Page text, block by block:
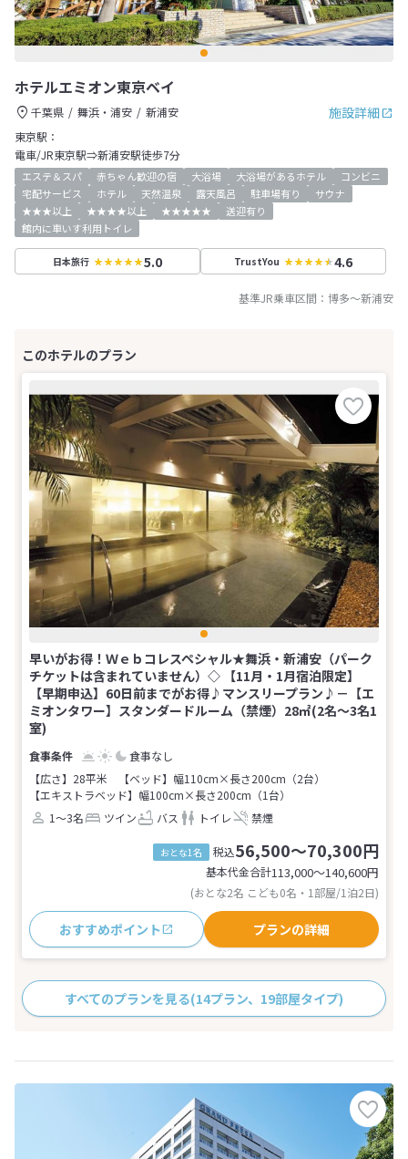
ホテルエミオン東京ベイ
施設詳細
千葉県 舞浜・浦安
新浦安
東京駅：
電車/JR東京駅⇒新浦安駅徒歩7分
エステ＆スパ 赤ちゃん歓迎の宿 大浴場 大浴場があるホテル
コンビニ
宅配サービス
ホテル 天然温泉 露天風呂 駐車場有り
サウナ
★★★以上
★★★★以上 ★★★★★
送迎有り
館内に車いす利用トイレ
日本旅行 5.0 TrustYou 4.6
基準JR乗車区間： 博多～新浦安
早いがお得！Ｗｅｂコレスペシャル★舞浜・新浦安（パーク
チケットは含まれていません）◇ 【11月・1月宿泊限定】
【早期申込】60日前までがお得♪マンスリープラン♪－【エ
ミオンタワー】スタンダードルーム（禁煙）28㎡(2名～3名1
室)
食事なし
【広さ】28平米
【ベッド】幅110cm×長さ200cm（2台）
【エキストラベッド】幅100cm×長さ200cm（1台）
1～3名
ツイン バス トイレ 禁煙
おとな1名 税込56,500～70,300円
基本代金合計113,000〜140,600円
(おとな2名 こども0名・1部屋/1泊2日)
おすすめポイント プランの詳細
すべてのプランを見る(14プラン、19部屋タイプ)